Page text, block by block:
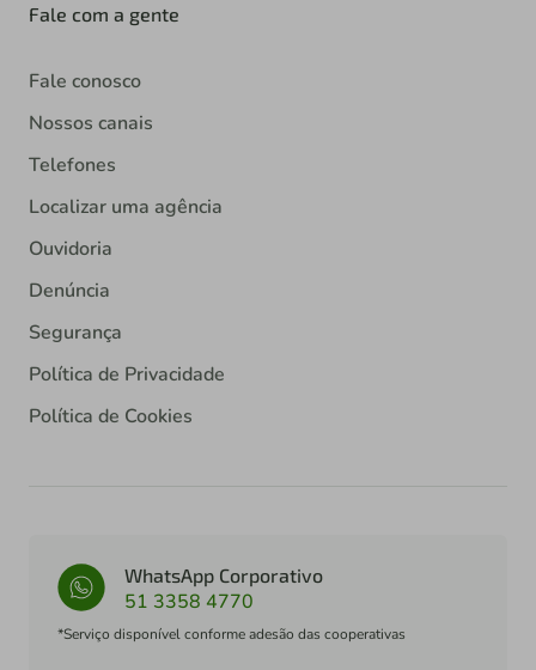
Fale com a gente
Fale conosco
Nossos canais
Telefones
Localizar uma agência
Ouvidoria
Denúncia
Segurança
Política de Privacidade
Política de Cookies
WhatsApp Corporativo
51 3358 4770
*Serviço disponível conforme adesão das cooperativas